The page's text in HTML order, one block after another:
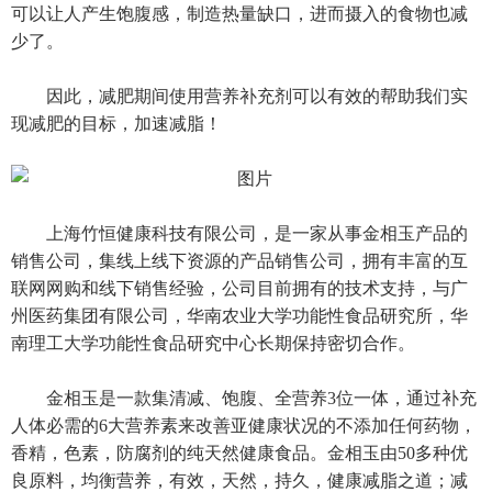
可以让人产生饱腹感，制造热量缺口，进而摄入的食物也减
少了。
因此，减肥期间使用营养补充剂可以有效的帮助我们实
现减肥的目标，加速减脂！
上海竹恒健康科技有限公司，是一家从事金相玉产品的
销售公司，集线上线下资源的产品销售公司，拥有丰富的互
联网网购和线下销售经验，公司目前拥有的技术支持，与广
州医药集团有限公司，华南农业大学功能性食品研究所，华
南理工大学功能性食品研究中心长期保持密切合作。
金相玉是一款集清减、饱腹、全营养3位一体，通过补充
人体必需的6大营养素来改善亚健康状况的不添加任何药物，
香精，色素，防腐剂的纯天然健康食品。金相玉由50多种优
良原料，均衡营养，有效，天然，持久，健康减脂之道；减